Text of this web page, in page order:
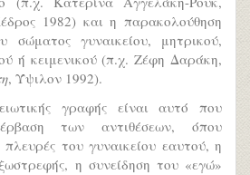
1982) και η παρακολούθηση
σώματος γυναικείου, μητρικού,
ή κειμενικού (π.χ. Ζέφη Δαράκη,
, Ύψιλον 1992).
γραφής είναι αυτό που
των αντιθέσεων, όπου
του γυναικείου εαυτού, η
η συνείδηση του «εγώ»